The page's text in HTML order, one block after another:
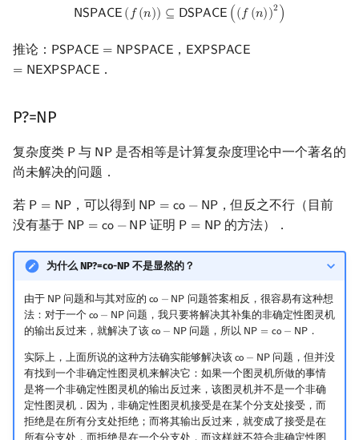
𝖭𝖲𝖯𝖠𝖢𝖤(𝑓(𝑛)) ⊆ 𝖣𝖲𝖯𝖠𝖢𝖤 ((𝑓 (𝑛))2 )
NSPACE(f(n) )⊆ DSPACE(( f(n) )2)
推论： 𝖯𝖲𝖯𝖠𝖢𝖤 = 𝖭𝖯𝖲𝖯𝖠𝖢𝖤
PSPACE= NPSPACE ， 𝖤𝖷𝖯𝖲𝖯𝖠𝖢𝖤
= 𝖭𝖤𝖷𝖯𝖲𝖯𝖠𝖢𝖤
EXPSPACE=NEXPSPACE
．
P?=NP
复杂度类 𝖯
P 与 𝖭𝖯
NP是否相等是计算复杂度理论中一个著名的
尚未解决的问题．
若 𝖯 = 𝖭𝖯
P=NP ，可以得到 𝖭𝖯 = 𝖼𝗈 − 𝖭𝖯
NP=co−NP
，但反之不行（目前
没有基于 𝖭𝖯 = 𝖼𝗈 −𝖭𝖯
NP=co−NP 证明 𝖯 = 𝖭𝖯
P=NP 的方法）．
为什么 NP?=co-NP 不是显然的？
由于 𝖭𝖯
NP问题和与其对应的 𝖼𝗈 − 𝖭𝖯
co −NP
问题答案相反，很容易有这种想
法：对于一个 𝖼𝗈 − 𝖭𝖯
co −NP
问题，我只要将解决其补集的非确定性图灵机
的输出反过来，就解决了该 𝖼𝗈 − 𝖭𝖯
co −NP 问题，所以 𝖭𝖯 = 𝖼𝗈 − 𝖭𝖯
NP=co−NP ．
实际上，上面所说的这种方法确实能够解决该 𝖼𝗈 − 𝖭𝖯
co −NP
问题，但并没
有找到一个非确定性图灵机来解决它：如果一个图灵机所做的事情
是将一个非确定性图灵机的输出反过来，该图灵机并不是一个非确
定性图灵机．因为，非确定性图灵机接受是在某个分支处接受，而
拒绝是在所有分支处拒绝；而将其输出反过来，就变成了接受是在
所有分支处，而拒绝是在一个分支处，而这样就不符合非确定性图